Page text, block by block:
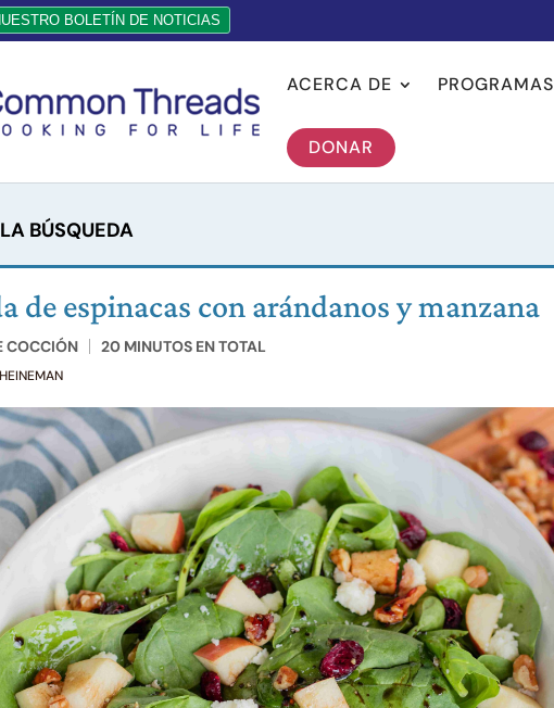
BOLETÍN DE NOTICIAS
ACERCA DE PROGRAMAS
DONAR
BÚSQUEDA
de espinacas con arándanos y manzana
COCCIÓN 20 MINUTOS EN TOTAL